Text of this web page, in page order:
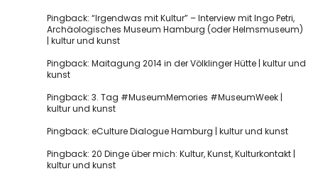
Pingback:“Irgendwas mit Kultur” – Interview mit Ingo Petri,
Archäologisches Museum Hamburg (oder Helmsmuseum)
| kultur und kunst
Pingback:Maitagung 2014 in der Völklinger Hütte | kultur und
kunst
Pingback:3. Tag #MuseumMemories #MuseumWeek |
kultur und kunst
Pingback:eCulture Dialogue Hamburg | kultur und kunst
Pingback:20 Dinge über mich: Kultur, Kunst, Kulturkontakt |
kultur und kunst